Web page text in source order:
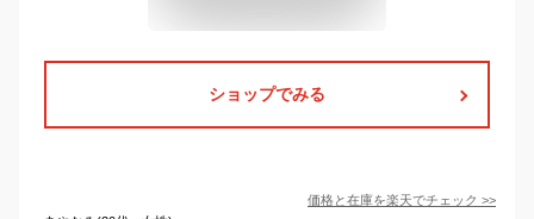
ショップでみる
価格と在庫を楽天でチェック >>